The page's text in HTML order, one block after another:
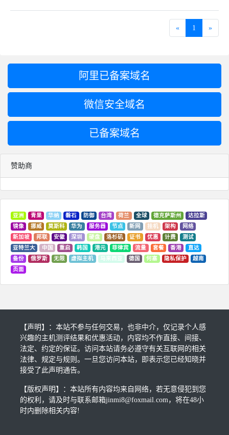
« 1 »
阿里已备案域名
微信安全域名
已备案域名
赞助商
亚洲 青果 华纳 磐石 防御 台湾 荷兰 全球 德克萨斯州
达拉斯
镜像
挪威 莫斯科 华为 服务器 节点 新网 挂机 架构
网络
新加坡
邦联 安徽 深圳 硬盘 洛杉矶 证书 优惠 计费
测试
亚特兰大
中国 重启 韩国 港元 菲律宾 流量 套餐 香港
直达
备份
俄罗斯 无限 虚拟主机 马来西亚 德国 何塞 隐私保护
越南
页面
【声明】：本站不参与任何交易，也非中介，仅记录个人感
兴趣的主机测评结果和优惠活动，内容均不作直接、间接、
法定、约定的保证。访问本站请务必遵守有关互联网的相关
法律、规定与规则。一旦您访问本站，即表示您已经知晓并
接受了此声明通告。
【版权声明】：本站所有内容均来自网络，若无意侵犯到您
的权利，请及时与联系邮箱jinmi8@foxmail.com，将在48小
时内删除相关内容!